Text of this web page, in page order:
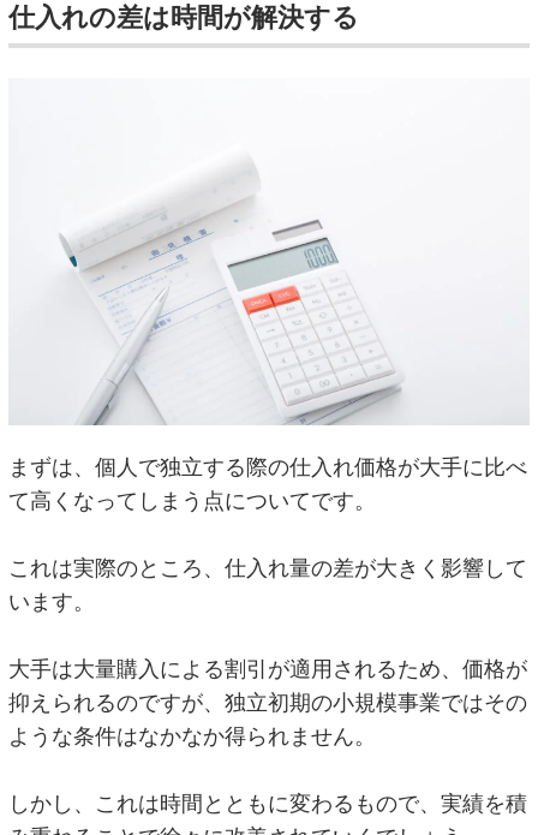
仕入れの差は時間が解決する
まずは、個人で独立する際の仕入れ価格が大手に比べ
て高くなってしまう点についてです。
これは実際のところ、仕入れ量の差が大きく影響して
います。
大手は大量購入による割引が適用されるため、価格が
抑えられるのですが、独立初期の小規模事業ではその
ような条件はなかなか得られません。
しかし、これは時間とともに変わるもので、実績を積